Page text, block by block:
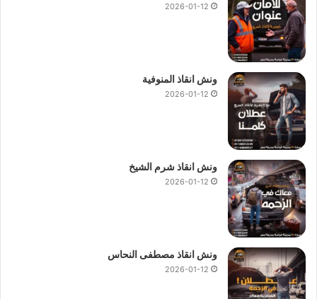
2026-01-12
ونش انقاذ المنوفية
2026-01-12
ونش انقاذ شرم الشيخ
2026-01-12
ونش انقاذ مصطفى النحاس
2026-01-12